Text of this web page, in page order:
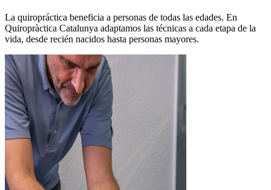
La quiropráctica beneficia a personas de todas las edades. En
Quiropràctica Catalunya adaptamos las técnicas a cada etapa de la
vida, desde recién nacidos hasta personas mayores.